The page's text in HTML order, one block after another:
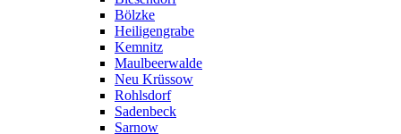
Bölzke
Heiligengrabe
Kemnitz
Maulbeerwalde
Neu Krüssow
Rohlsdorf
Sadenbeck
Sarnow